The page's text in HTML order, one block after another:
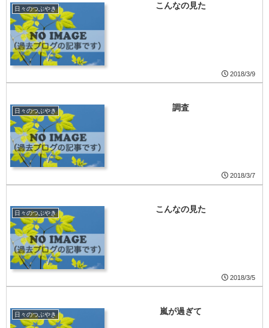
日々のつぶやき こんなの見た
2018/3/9
日々のつぶやき 調査
2018/3/7
日々のつぶやき こんなの見た
2018/3/5
日々のつぶやき 嵐が過ぎて